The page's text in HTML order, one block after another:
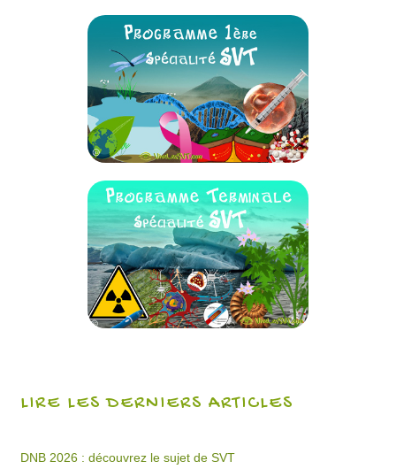
LIRE LES DERNIERS ARTICLES
DNB 2026 : découvrez le sujet de SVT